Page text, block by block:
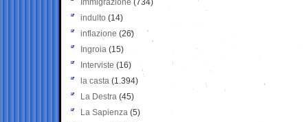
Immigrazione (734)
indulto (14)
inflazione (26)
Ingroia (15)
Interviste (16)
la casta (1.394)
La Destra (45)
La Sapienza (5)